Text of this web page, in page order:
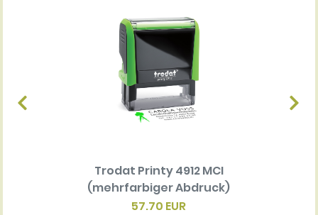
Trodat Printy 4912 MCI
(mehrfarbiger Abdruck)
57.70 EUR